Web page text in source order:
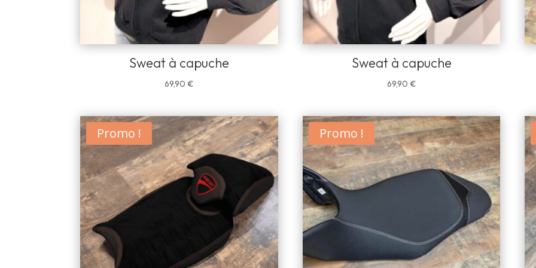
Sweat à capuche
69,90€
Sweat à capuche
69,90 €
Promo ! Promo !